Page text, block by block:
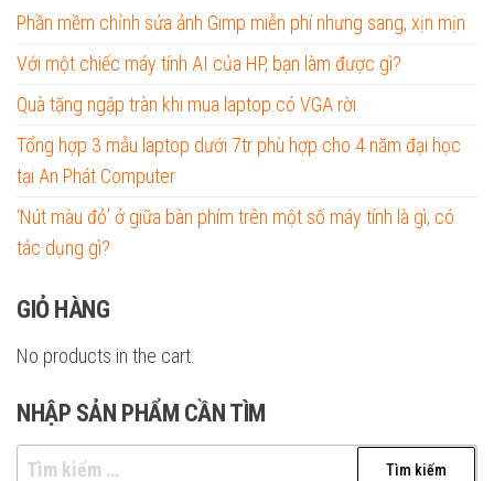
Phần mềm chỉnh sửa ảnh Gimp miễn phí nhưng sang, xịn mịn
Với một chiếc máy tính AI của HP, bạn làm được gì?
Quà tặng ngập tràn khi mua laptop có VGA rời
Tổng hợp 3 mẫu laptop dưới 7tr phù hợp cho 4 năm đại học
tại An Phát Computer
‘Nút màu đỏ’ ở giữa bàn phím trên một số máy tính là gì, có
tác dụng gì?
GIỎ HÀNG
No products in the cart.
NHẬP SẢN PHẨM CẦN TÌM
Tìm